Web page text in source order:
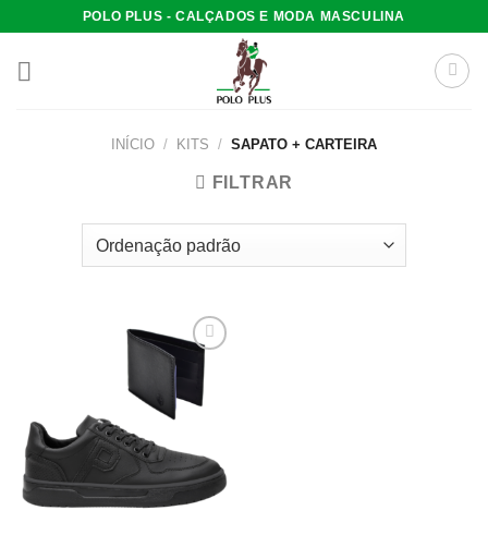
content
POLO PLUS - CALÇADOS E MODA MASCULINA
INÍCIO / KITS / SAPATO + CARTEIRA
FILTRAR
Add to
wishlist